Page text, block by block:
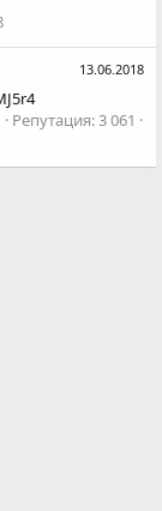
13.06.2018
Репутация 3 061